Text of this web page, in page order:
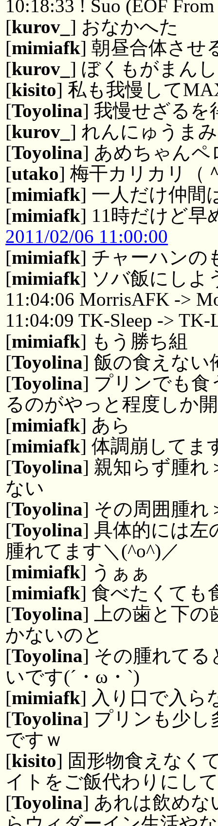
10:18:33 ! Suo (EOF
[kurov_ ] おなかへた
[mimiafk] 朝昼合体させ
[kurov_ ] ぼくもがまん
[kisito] 私も我慢して
[Toyolina] 我慢せざるを
[kurov_ ] れんにゅうま
[Toyolina] あめちゃんペ
[utako] 梅干カリカリ（
[mimiafk] 一人だけ仲
[mimiafk] 11時だけど早
2011/02/06 11:00:00
[mimiafk] チャーハンの
[mimiafk] ソバ飯にしよ
11:04:06 MorrisAFK ->
11:04:09 TK-Sleep -> TK-
[mimiafk] もう勝ち組
[Toyolina] 飯の食えない
[Toyolina] プリンでも食
るのがやっと程度しか
[mimiafk] あら
[mimiafk] 体調崩してま
[Toyolina] 親知らず腫れ
ない
[Toyolina] その周囲腫れ
[Toyolina] 具体的には左
腫れてます＼(^o^)／
[mimiafk] うぁぁ
[mimiafk] 食べたくても
[Toyolina] 上の歯と下の
かないのと
[Toyolina] その腫れてる
いです(´・ω・`)
[mimiafk] 入り口で入ら
[Toyolina] プリンも少し
ですｗ
[kisito] 固形物食えなく
イトをご飯代わりにし
[Toyolina] あれは飲めな